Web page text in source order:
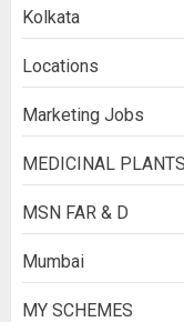
Kolkata
Locations
Marketing Jobs
MEDICINAL PLANTS
MSN FAR & D
Mumbai
MY SCHEMES